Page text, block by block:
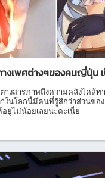
งเพศต่างๆของคนญี่ปุ่น
างสารภาพถึงความคลั่งไคล้ท
าในโลกนี้มีคนที่รู้สึกว่าส่วนขอ
ยู่ไม่น้อยเลยนะคะเนี่ย